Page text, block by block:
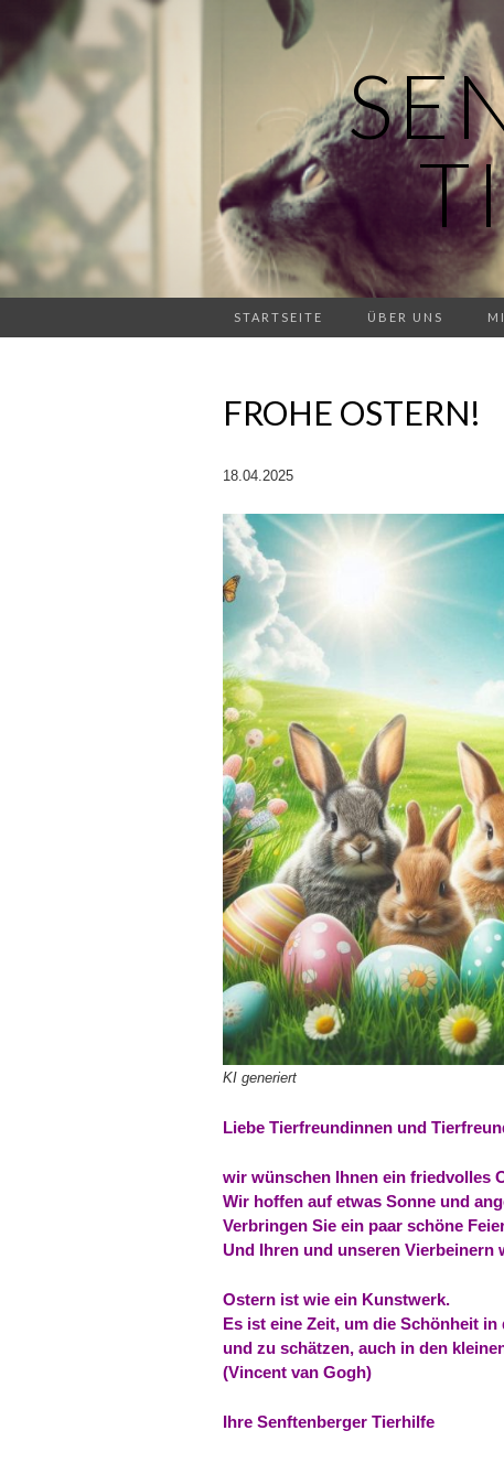
STARTSEITE ÜBER UNS
FROHE OSTERN!
18.04.2025
KI generiert
Liebe Tierfreundinnen und
wir wünschen Ihnen ein friedvolles
Wir hoffen auf etwas Sonne und
Verbringen Sie ein paar schöne
Und Ihren und unseren Vierbeinern
Ostern ist wie ein Kunstwerk.
Es ist eine Zeit, um die Schönheit in
und zu schätzen, auch in den
(Vincent van Gogh)
Ihre Senftenberger Tierhilfe